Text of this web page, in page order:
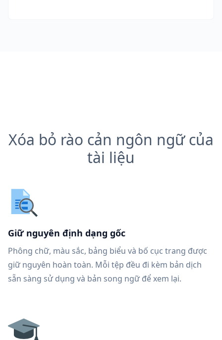
Xóa bỏ rào cản ngôn ngữ của
tài liệu
Giữ nguyên định dạng gốc
Phông chữ, màu sắc, bảng biểu và bố cục trang được
giữ nguyên hoàn toàn. Mỗi tệp đều đi kèm bản dịch
sẵn sàng sử dụng và bản song ngữ để xem lại.